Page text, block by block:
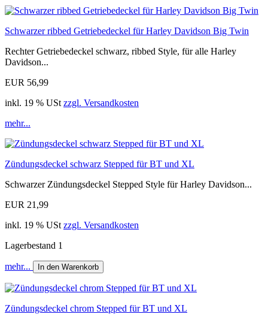
Schwarzer ribbed Getriebedeckel für Harley Davidson Big Twin
Rechter Getriebedeckel schwarz, ribbed Style, für alle Harley
Davidson...
EUR 56,99
inkl. 19 % USt zzgl. Versandkosten
mehr...
Zündungsdeckel schwarz Stepped für BT und XL
Schwarzer Zündungsdeckel Stepped Style für Harley Davidson...
EUR 21,99
inkl. 19 % USt zzgl. Versandkosten
Lagerbestand 1
mehr... In den Warenkorb
Zündungsdeckel chrom Stepped für BT und XL